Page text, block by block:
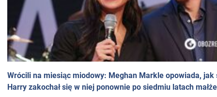
Wrócili na miesiąc miodowy: Meghan Markle opowiada, jak
Harry zakochał się w niej ponownie po siedmiu latach